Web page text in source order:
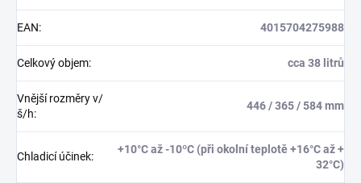
EAN: 4015704275988
Celkový objem: cca 38 litrů
Vnější rozměry v/
š/h:
446 / 365 / 584 mm
Chladicí účinek:
+10°C až -10ºC (při okolní teplotě +16°C až +
32°C)